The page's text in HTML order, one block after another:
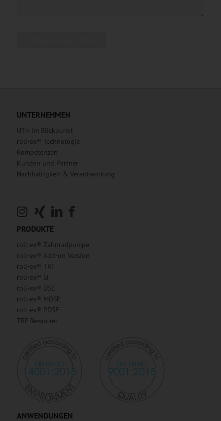
UNTERNEHMEN
UTH im Blickpunkt
roll-ex® Technologie
Kompetenzen
Kunden und Partner
Nachhaltigkeit & Verantwortung
PRODUKTE
roll-ex® Zahnradpumpe
roll-ex® Add-on Version
roll-ex® TRF
roll-ex® SF
roll-ex® DSE
roll-ex® MDSE
roll-ex® PDSE
TRP Reworker
ANWENDUNGEN